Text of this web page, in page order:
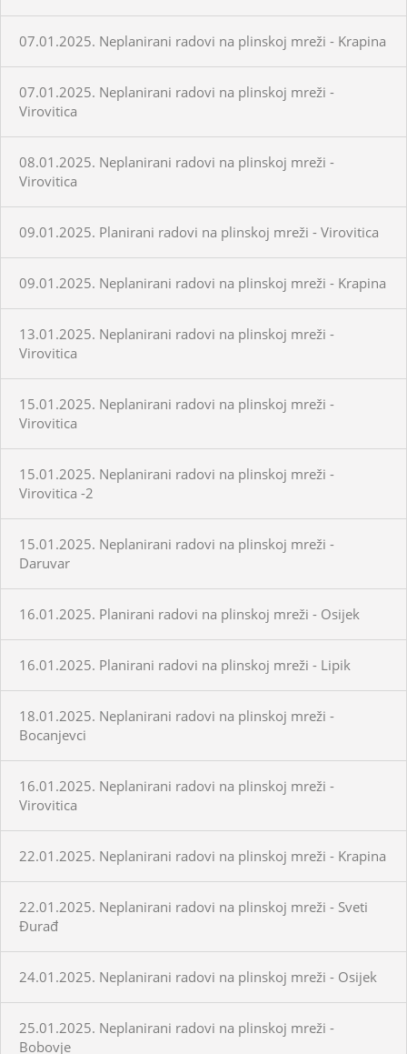
07.01.2025. Neplanirani radovi na plinskoj mreži - Krapina
07.01.2025. Neplanirani radovi na plinskoj mreži -
Virovitica
08.01.2025. Neplanirani radovi na plinskoj mreži -
Virovitica
09.01.2025. Planirani radovi na plinskoj mreži - Virovitica
09.01.2025. Neplanirani radovi na plinskoj mreži - Krapina
13.01.2025. Neplanirani radovi na plinskoj mreži -
Virovitica
15.01.2025. Neplanirani radovi na plinskoj mreži -
Virovitica
15.01.2025. Neplanirani radovi na plinskoj mreži -
Virovitica -2
15.01.2025. Neplanirani radovi na plinskoj mreži -
Daruvar
16.01.2025. Planirani radovi na plinskoj mreži - Osijek
16.01.2025. Planirani radovi na plinskoj mreži - Lipik
18.01.2025. Neplanirani radovi na plinskoj mreži -
Bocanjevci
16.01.2025. Neplanirani radovi na plinskoj mreži -
Virovitica
22.01.2025. Neplanirani radovi na plinskoj mreži - Krapina
22.01.2025. Neplanirani radovi na plinskoj mreži - Sveti
Đurađ
24.01.2025. Neplanirani radovi na plinskoj mreži - Osijek
25.01.2025. Neplanirani radovi na plinskoj mreži -
Bobovje